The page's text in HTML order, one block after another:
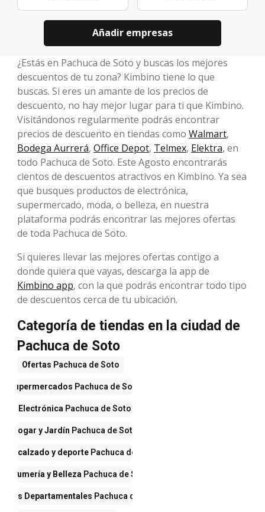
Añadir empresas
¿Estás en Pachuca de Soto y buscas los mejores
descuentos de tu zona? Kimbino tiene lo que
buscas. Si eres un amante de los precios de
descuento, no hay mejor lugar para ti que Kimbino.
Visitándonos regularmente podrás encontrar
precios de descuento en tiendas como Walmart,
Bodega Aurrerá, Office Depot, Telmex, Elektra, en
todo Pachuca de Soto. Este Agosto encontrarás
cientos de descuentos atractivos en Kimbino. Ya sea
que busques productos de electrónica,
supermercado, moda, o belleza, en nuestra
plataforma podrás encontrar las mejores ofertas
de toda Pachuca de Soto.
Si quieres llevar las mejores ofertas contigo a
donde quiera que vayas, descarga la app de
Kimbino app, con la que podrás encontrar todo tipo
de descuentos cerca de tu ubicación.
Categoría de tiendas en la ciudad de
Pachuca de Soto
Ofertas Pachuca de Soto
Supermercados Pachuca de Soto
Electrónica Pachuca de Soto
Hogar y Jardín Pachuca de Soto
calzado y deportePachuca de Soto
Perfumería y Belleza Pachuca de Soto
Departamentales Pachuca de Soto